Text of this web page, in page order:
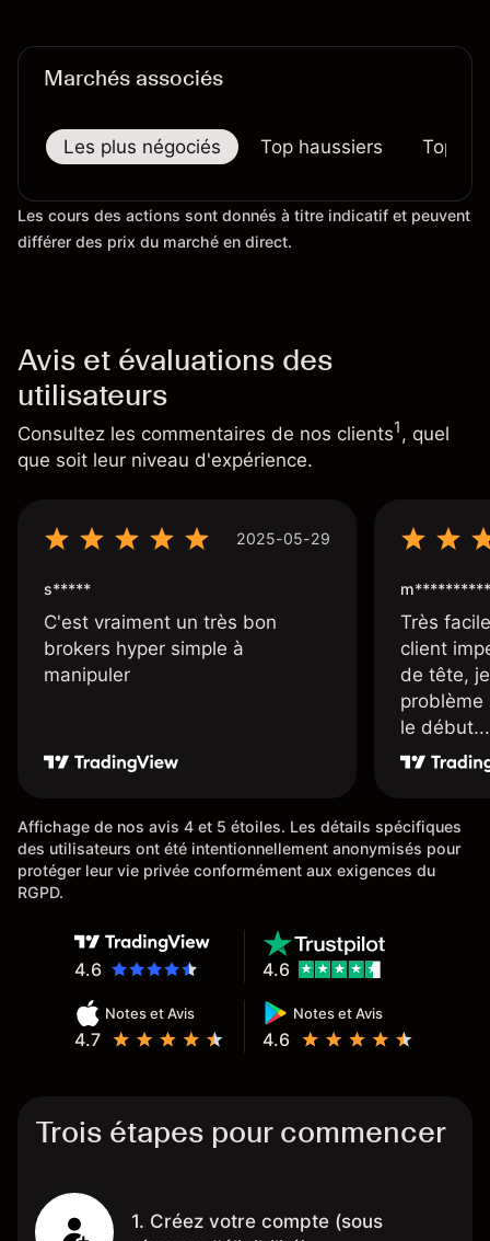
Marchés associés
Les plus négociés Top haussiers Top
Les cours des actions sont donnés à titre indicatif et peuvent
différer des prix du marché en direct.
Avis et évaluations des
utilisateurs
Consultez les commentaires de nos clients1, quel
que soit leur niveau d'expérience.
2025-05-29
s*****
C'est vraiment un très bon
brokers hyper simple à
manipuler
m**********
Très
client
de tête,
problème
le début...
Affichage de nos avis 4 et 5 étoiles. Les détails spécifiques
des utilisateurs ont été intentionnellement anonymisés pour
protéger leur vie privée conformément aux exigences du
RGPD.
4.6
Notes et Avis
4.7
Notes et Avis
4.6
4.6
Trois étapes pour commencer
1. Créez votre compte (sous